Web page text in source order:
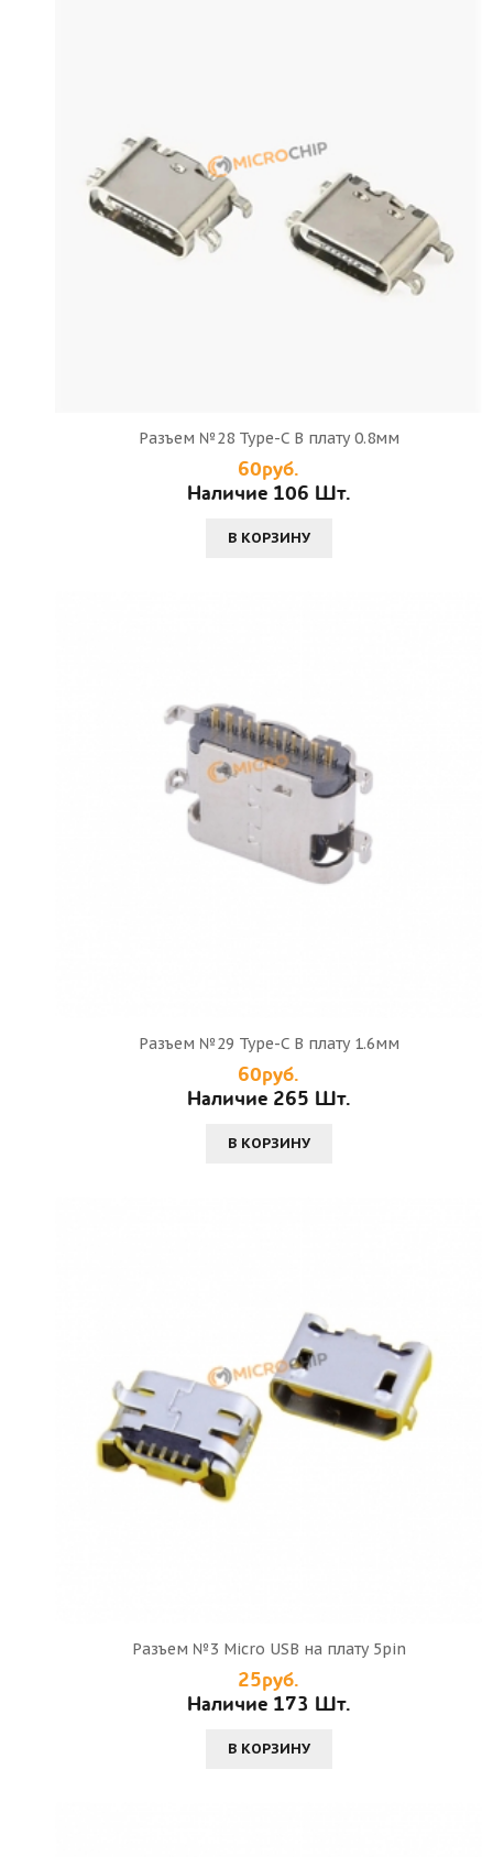
Разъем №28 Type-C В плату 0.8мм
60руб.
Наличие 106 Шт.
В КОРЗИНУ
Разъем №29 Type-C В плату 1.6мм
60руб.
Наличие 265 Шт.
В КОРЗИНУ
Разъем №3 Micro USB на плату 5pin
25руб.
Наличие 173 Шт.
В КОРЗИНУ